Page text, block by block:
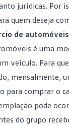
jurídicas. Por
quem deseja
de automóveis
é uma
veículo. Para
mensalmente,
para comprar o
pode
do grupo